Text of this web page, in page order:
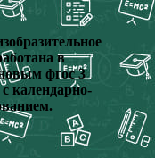
в
фгос 3
календарно-